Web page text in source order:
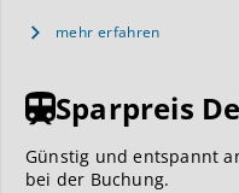
mehr erfahren
Sparpreis
Günstig und entspannt
bei der Buchung.